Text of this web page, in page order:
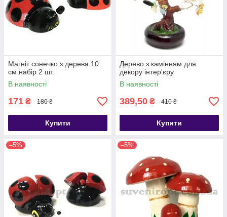
Магніт сонечко з дерева 10
см набір 2 шт.
В наявності
171 ₴ 180 ₴
Купити
Дерево з камінням для
декору інтер'єру
В наявності
389,50 ₴ 410 ₴
Купити
–5% –5%